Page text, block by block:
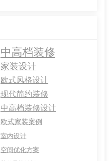
中高档装修
家装设计
欧式风格设计
现代简约装修
中高档装修设计
欧式家装案例
室内设计
空间优化方案